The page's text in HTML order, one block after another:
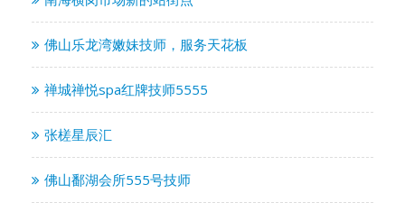
佛山乐龙湾嫩妹技师，服务天花板
禅城禅悦spa红牌技师5555
张槎星辰汇
佛山鄱湖会所555号技师